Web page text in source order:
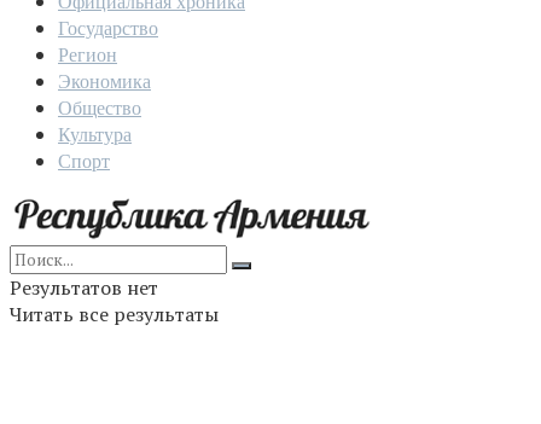
Государство
Регион
Экономика
Общество
Культура
Спорт
Результатов нет
Читать все результаты